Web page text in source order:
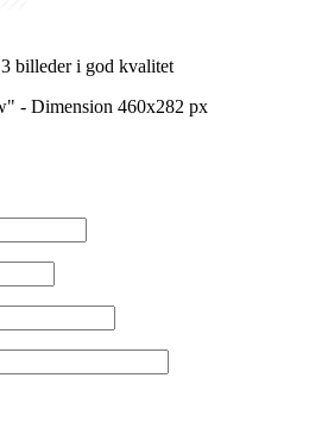
billeder i god kvalitet
- Dimension 460x282 px